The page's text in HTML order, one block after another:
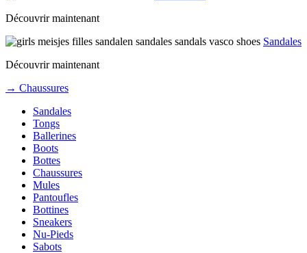
Découvrir maintenant
Sandales
Découvrir maintenant
→ Chaussures
Sandales
Tongs
Ballerines
Boots
Bottes
Chaussures
Mules
Pantoufles
Bottines
Sneakers
Nu-Pieds
Sabots